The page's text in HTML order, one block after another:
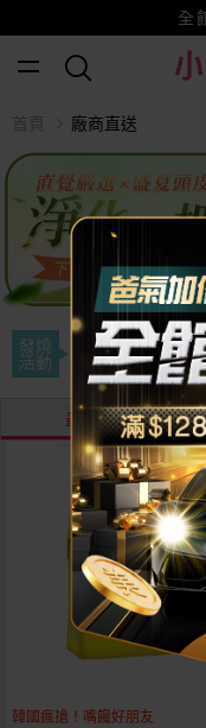
賺美
小三美日x全
全
發燒
活動
NG出清
最熱銷
首頁 廠商直送
韓國瘋搶！嘴饞好朋友